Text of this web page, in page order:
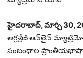
హైదరాబాద్, మార్చి 30,
అగ్రశ్రేణి ఆన్‌లైన్
సంబంధాల ప్రాంతీయభాషా